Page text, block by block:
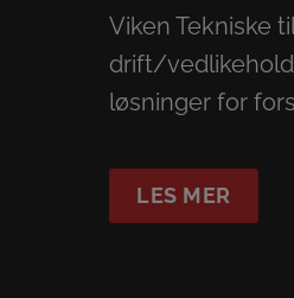
Viken Tekniske
drift/
løsninger for
LES MER